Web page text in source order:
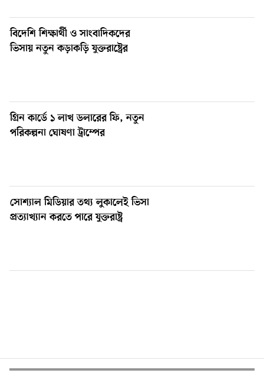
বিদেশি শিক্ষার্থী ও সাংবাদিকদের
ভিসায় নতুন কড়াকড়ি যুক্তরাষ্ট্রের
গ্রিন কার্ডে ১ লাখ ডলারের ফি, নতুন
পরিকল্পনা ঘোষণা ট্রাম্পের
সোশ্যাল মিডিয়ার তথ্য লুকালেই ভিসা
প্রত্যাখ্যান করতে পারে যুক্তরাষ্ট্র